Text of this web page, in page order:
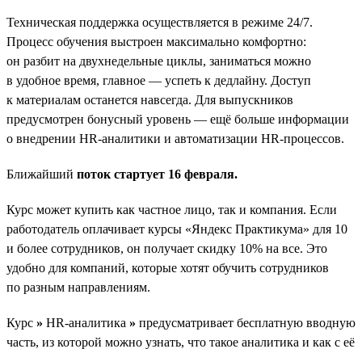
Техническая поддержка осуществляется в режиме 24/7.
Процесс обучения выстроен максимально комфортно:
он разбит на двухнедельные циклы, заниматься можно
в удобное время, главное — успеть к дедлайну. Доступ
к материалам останется навсегда. Для выпускников
предусмотрен бонусный уровень — ещё больше информации
о внедрении HR-аналитики и автоматизации HR-процессов.
Ближайший поток стартует 16 февраля.
Курс может купить как частное лицо, так и компания. Если
работодатель оплачивает курсы «Яндекс Практикума» для 10
и более сотрудников, он получает скидку 10% на все. Это
удобно для компаний, которые хотят обучить сотрудников
по разным направлениям.
Курс » HR-аналитика » предусматривает бесплатную вводную
часть, из которой можно узнать, что такое аналитика и как с её